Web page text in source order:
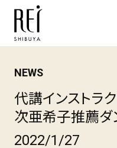
NEWS
代講インストラ
次亜希子推薦ダ
2022/1/27